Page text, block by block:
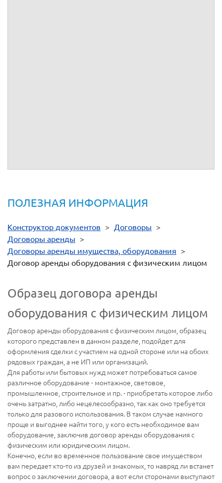
ПОЛЕЗНАЯ ИНФОРМАЦИЯ
Конструктор документов > Договоры >
Договоры аренды >
Договоры аренды имущества, оборудования >
Договор аренды оборудования с физическим лицом
Образец договора аренды
оборудования с физическим лицом
Договор аренды оборудования с физическим лицом, образец
которого представлен в данном разделе, подойдет для
оформления сделки с участием на одной стороне или на обоих
рядовых граждан, а не ИП или организаций.
Для работы или бытовых нужд может потребоваться самое
различное оборудование - монтажное, световое,
промышленное, строительное и пр. - приобретать которое либо
очень затратно, либо нецелесообразно, так как оно требуется
только для разового использования. В таком случае намного
проще и выгоднее найти того, у кого есть необходимое вам
оборудование, заключив договор аренды оборудования с
физическим или юридическим лицом.
Конечно, если во временное пользование свое имуществом
вам передает кто-то из друзей и знакомых, то навряд ли встанет
вопрос о заключении договора, а вот если сторонами выступают